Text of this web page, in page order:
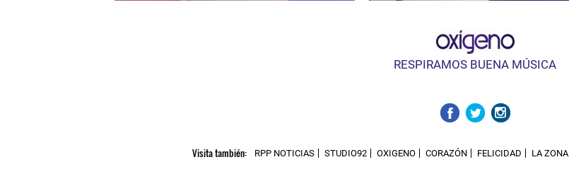
RESPIRAMOS BUENA MÚSICA
Visita también: RPP NOTICIAS STUDIO92 OXIGENO CORAZÓN FELICIDAD LA ZONA